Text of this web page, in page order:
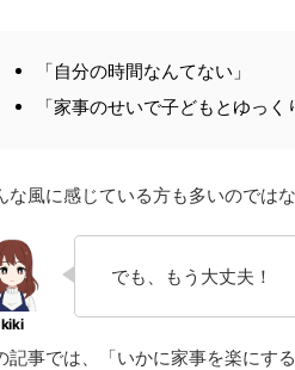
「自分の時間なんてない」
「家事のせいで子どもとゆっく
な風に感じている方も多いのでは
でも、もう大丈夫！
記事では、「いかに家事を楽にす